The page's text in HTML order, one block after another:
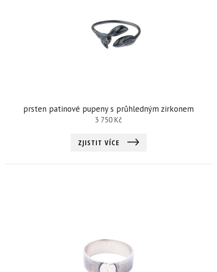
prsten patinové pupeny s průhledným zirkonem
3 750 Kč
ZJISTIT VÍCE